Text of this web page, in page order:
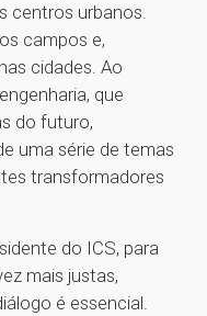
centros urbanos.
campos e,
cidades. Ao
que
do futuro,
uma série de temas
transformadores
do ICS, para
mais justas,
é essencial.